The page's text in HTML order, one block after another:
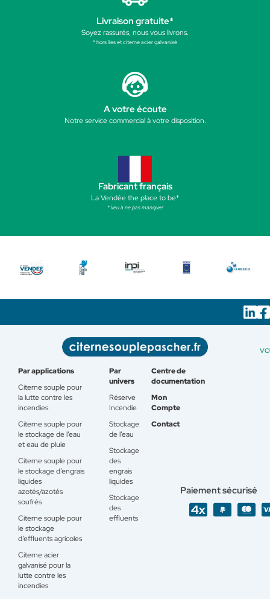
Livraison gratuite*
Soyez rassurés, nous vous livrons.
* hors îles et citerne acier galvanisé
A votre écoute
Notre service commercial à votre disposition.
Fabricant français
La Vendée the place to be*
* lieu à ne pas manquer
Par applications
Citerne souple pour
la lutte contre les
incendies
Citerne souple pour
le stockage de l’eau
et eau de pluie
Citerne souple pour
le stockage d’engrais
liquides
azotés/azotés
soufrés
Citerne souple pour
le stockage
d’effluents agricoles
Citerne acier
galvanisé pour la
lutte contre les
incendies
Par
univers
Réserve
Incendie
Stockage
de l’eau
Stockage
des
engrais
liquides
Stockage
des
effluents
Centre de
documentation
Mon
Compte
Contact
Paiement sécurisé